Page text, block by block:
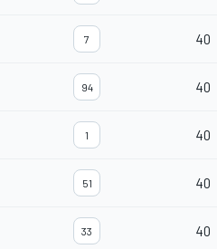
7 40
94 40
1 40
51 40
33 40